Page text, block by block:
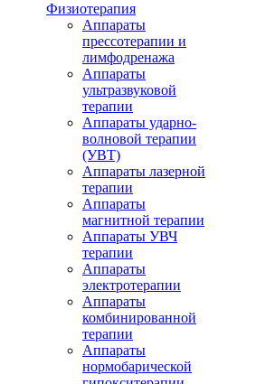
Физиотерапия
Аппараты
прессотерапии и
лимфодренажа
Аппараты
ультразвуковой
терапии
Аппараты ударно-
волновой терапии
(УВТ)
Аппараты лазерной
терапии
Аппараты
магнитной терапии
Аппараты УВЧ
терапии
Аппараты
электротерапии
Аппараты
комбинированной
терапии
Аппараты
нормобарической